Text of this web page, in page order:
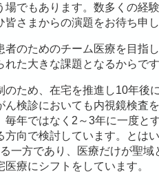
場でもあります。数多くの経
皆さまからの演題をお待ち申
者のためのチーム医療を目指
れた大きな課題となるからです
のため、在宅を推進し10年後
ん検診においても内視鏡検査
毎年ではなく2～3年に一度と
方向で検討しています。とは
一方であり、医療だけが聖
療にシフトをしています。